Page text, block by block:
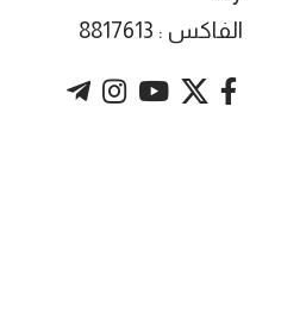
الفاكس : 8817613